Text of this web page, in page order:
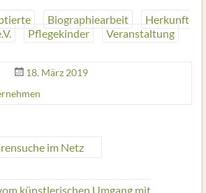
Biographiearbeit
Herkunft
Pflegekinder Veranstaltung
18. März 2019
im Netz
künstlerischen Umgang mit